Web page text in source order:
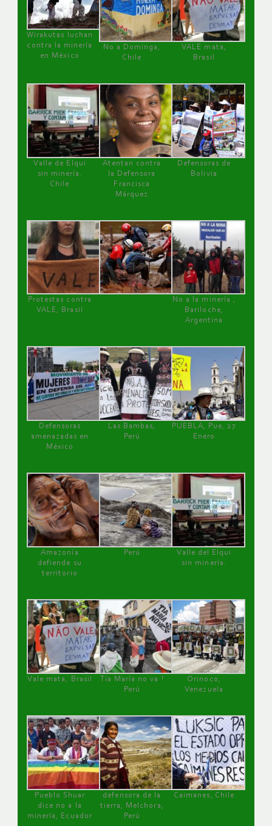
Wirakutas luchan
contra la minería
en México
No a Dominga,
Chile
VALE mata,
Brasil
Valle de Elqui
sin minería.
Chile
Atentan contra
la Defensora
Francisca
Márquez
Defensoras de
Bolivia
Protestas contra
VALE, Brasil
No a la minería ,
Bariloche,
Argentina
Defensoras
amenazadas en
México
Las Bambas,
Perú
PUEBLA, Pue, 27
Enero
Amazonía
defiende su
territorio
Perú
Valle del Elqui
sin minería.
Vale mata, Brasil
Tía María no va !
Perú
Orinoco,
Venezuela
Pueblo Shuar
dice no a la
minería, Ecuador
defensora de la
tierra, Melchora,
Perú
Caimanes, Chile